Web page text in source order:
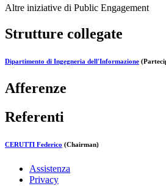
Altre iniziative di Public Engagement
Strutture collegate
Dipartimento di Ingegneria dell'Informazione
Afferenze
Referenti
CERUTTI Federico (Chairman)
Assistenza
Privacy